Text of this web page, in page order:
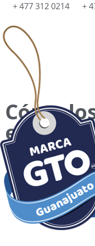
+ 477 312 0214 +
Cómo